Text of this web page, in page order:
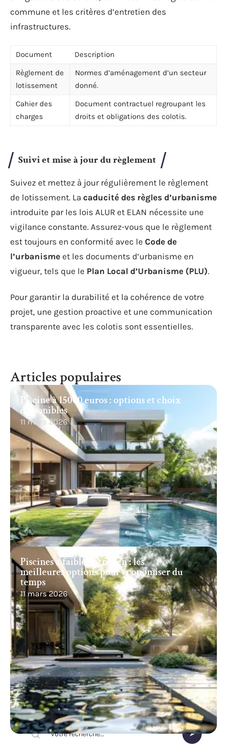
commune et les critères d’entretien des
infrastructures.
Document
Description
Règlement de
lotissement
Normes d’aménagement d’un secteur
donné.
Cahier des
charges
Document contractuel regroupant les
droits et obligations des colotis.
Suivi et mise à jour du règlement
Suivez et mettez à jour régulièrement le règlement
de lotissement. La caducité des règles d’urbanisme
introduite par les lois ALUR et ELAN nécessite une
vigilance constante. Assurez-vous que le règlement
est toujours en conformité avec le Code de
l’urbanisme et les documents d’urbanisme en
vigueur, tels que le Plan Local d’Urbanisme (PLU).
Pour garantir la durabilité et la cohérence de votre
projet, une gestion proactive et une communication
transparente avec les colotis sont essentielles.
Articles populaires
Piscine à 15000 euros : options et choix
disponibles
11 mars 2026
Piscines à faible entretien : les
meilleures options pour économiser du
temps
11 mars 2026
Recherche